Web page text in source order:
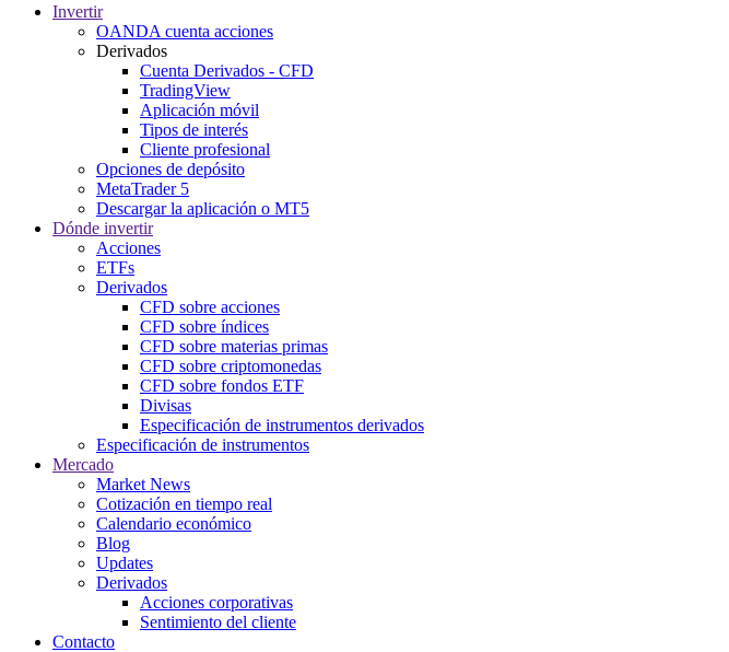
Invertir
OANDA cuenta acciones
Derivados
Cuenta Derivados - CFD
TradingView
Aplicación móvil
Tipos de interés
Cliente profesional
Opciones de depósito
MetaTrader 5
Descargar la aplicación o MT5
Dónde invertir
Acciones
ETFs
Derivados
CFD sobre acciones
CFD sobre índices
CFD sobre materias primas
CFD sobre criptomonedas
CFD sobre fondos ETF
Divisas
Especificación de instrumentos derivados
Especificación de instrumentos
Mercado
Market News
Cotización en tiempo real
Calendario económico
Blog
Updates
Derivados
Acciones corporativas
Sentimiento del cliente
Contacto